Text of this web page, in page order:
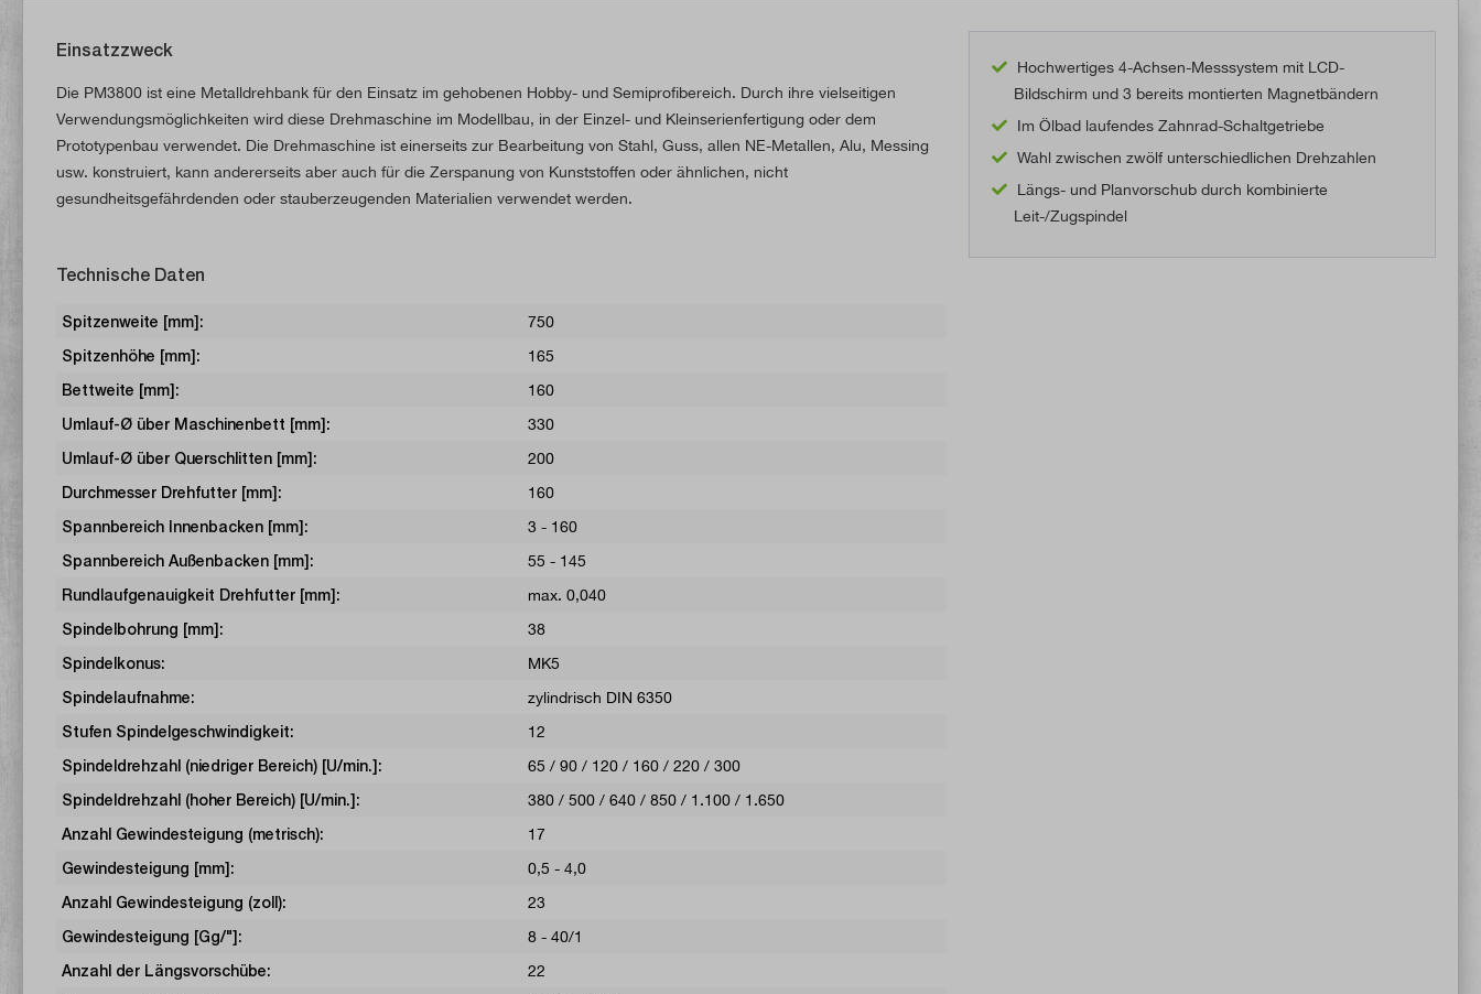
Einsatzzweck
Die PM3800 ist eine Metalldrehbank für den Einsatz im gehobenen Hobby- und Semiprofibereich. Durch ihre vielseitigen
Verwendungsmöglichkeiten wird diese Drehmaschine im Modellbau, in der Einzel- und Kleinserienfertigung oder dem
Prototypenbau verwendet. Die Drehmaschine ist einerseits zur Bearbeitung von Stahl, Guss, allen NE-Metallen, Alu, Messing
usw. konstruiert, kann andererseits aber auch für die Zerspanung von Kunststoffen oder ähnlichen, nicht
gesundheitsgefährdenden oder stauberzeugenden Materialien verwendet werden.
Technische Daten
Spitzenweite [mm]:
750
Spitzenhöhe [mm]:
165
Bettweite [mm]:
160
Umlauf-Ø über Maschinenbett [mm]:
330
Umlauf-Ø über Querschlitten [mm]:
200
Durchmesser Drehfutter [mm]:
160
Spannbereich Innenbacken [mm]:
3 - 160
Spannbereich Außenbacken [mm]:
55 - 145
Rundlaufgenauigkeit Drehfutter [mm]:
max. 0,040
Spindelbohrung [mm]:
38
Spindelkonus:
MK5
Spindelaufnahme:
zylindrisch DIN 6350
Stufen Spindelgeschwindigkeit:
12
Spindeldrehzahl (niedriger Bereich) [U/min.]:
65 / 90 / 120 / 160 / 220 / 300
Spindeldrehzahl (hoher Bereich) [U/min.]:
380 / 500 / 640 / 850 / 1.100 / 1.650
Anzahl Gewindesteigung (metrisch):
17
Gewindesteigung [mm]:
0,5 - 4,0
Anzahl Gewindesteigung (zoll):
23
Gewindesteigung [Gg/"]:
8 - 40/1
Anzahl der Längsvorschübe:
22
Hochwertiges 4-Achsen-Messsystem mit LCD-
Bildschirm und 3 bereits montierten Magnetbändern
Im Ölbad laufendes Zahnrad-Schaltgetriebe
Wahl zwischen zwölf unterschiedlichen Drehzahlen
Längs- und Planvorschub durch kombinierte
Leit-/Zugspindel